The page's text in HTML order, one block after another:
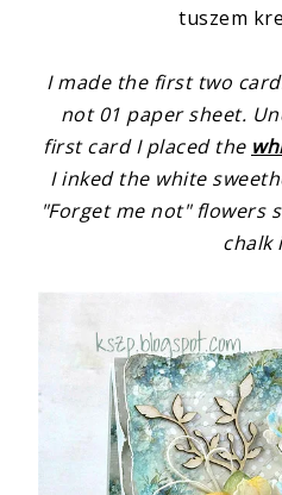
tuszem
I made the first two
not 01 paper sheet.
first card I placed the
I inked the white
"Forget me not" flowers
chalk